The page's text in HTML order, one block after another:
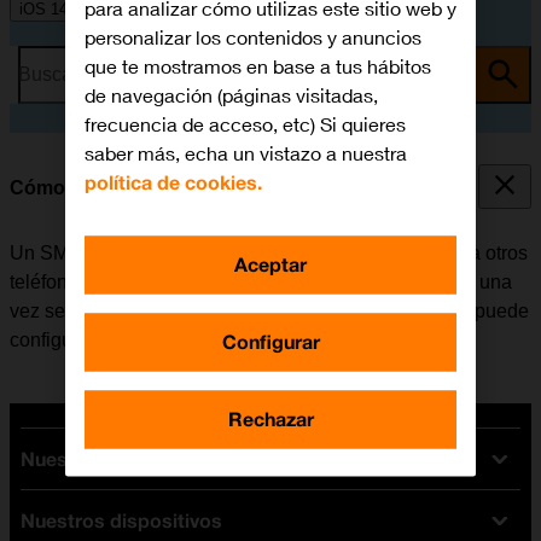
iOS 14.0
Busca por problema o tema
Cómo configurar el móvil para SMS
Un SMS es un mensaje de texto que se puede enviar a otros
teléfonos móviles. El móvil puede enviar y recibir SMS una
vez se ha insertado la tarjeta SIM. Si no es el caso, se puede
configurar el móvil para SMS de forma manual.
Nuestras tarifas
Tarifas Orange
Nuestros dispositivos
para analizar cómo utilizas este sitio web y
personalizar los contenidos y anuncios
que te mostramos en base a tus hábitos
de navegación (páginas visitadas,
frecuencia de acceso, etc) Si quieres
saber más, echa un vistazo a nuestra
política de cookies.
Configurar
Rechazar
Aceptar